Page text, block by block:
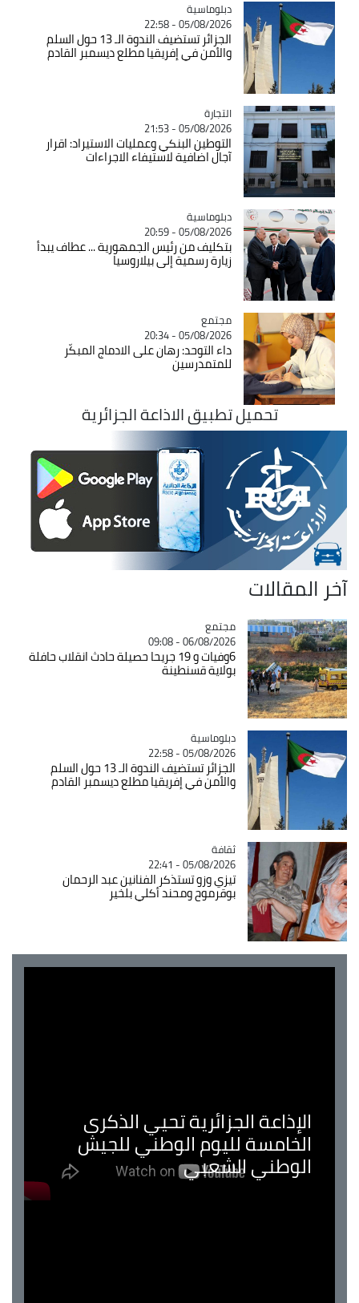
Catégorie
دبلوماسية
05/08/2026 - 22:58
الجزائر تستضيف الندوة الـ 13 حول السلم
والأمن في إفريقيا مطلع ديسمبر القادم
Catégorie
التجارة
05/08/2026 - 21:53
التوطين البنكي وعمليات الاستيراد: اقرار
آجال اضافية لاستيفاء الاجراءات
Catégorie
دبلوماسية
05/08/2026 - 20:59
بتكليف من رئيس الجمهورية ... عطاف يبدأ
زيارة رسمية إلى بيلاروسيا
Catégorie
مجتمع
05/08/2026 - 20:34
داء التوحد: رهان على الادماج المبكّر
للمتمدرسين
تحميل تطبيق الاذاعة الجزائرية
آخر المقالات
Catégorie
مجتمع
06/08/2026 - 09:08
6وفيات و 19 جريحا حصيلة حادث انقلاب حافلة
بولاية قسنطينة
Catégorie
دبلوماسية
05/08/2026 - 22:58
الجزائر تستضيف الندوة الـ 13 حول السلم
والأمن في إفريقيا مطلع ديسمبر القادم
Catégorie
ثقافة
05/08/2026 - 22:41
تيزي وزو تستذكر الفنانين عبد الرحمان
بوقرموح ومحند أكلي بلخير
الإذاعة الجزائرية تحيي الذكرى
الخامسة لليوم الوطني للجيش
الوطني الشعبي